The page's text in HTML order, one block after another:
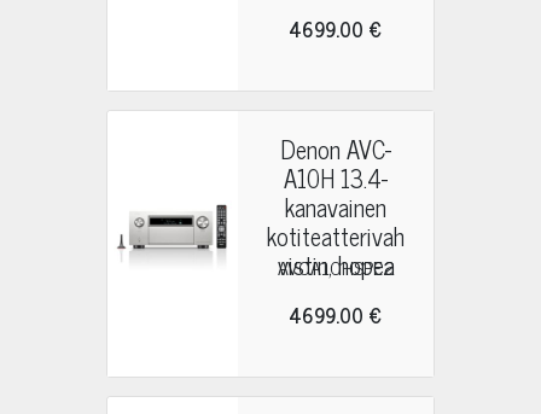
4699.00 €
Denon AVC-
A10H 13.4-
kanavainen
kotiteatterivah
vistin, hopea
AVCA10HSPE2
4699.00 €